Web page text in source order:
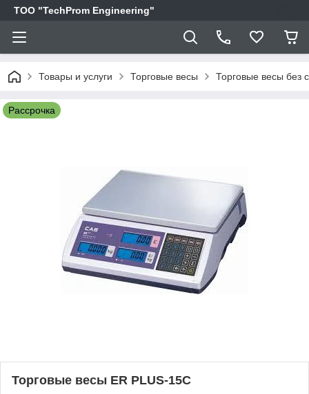
ТОО "TechProm Engineering"
Товары и услуги Торговые весы Торговые весы без
Рассрочка
Торговые весы ER PLUS-15C